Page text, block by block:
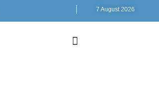
7 August 2026